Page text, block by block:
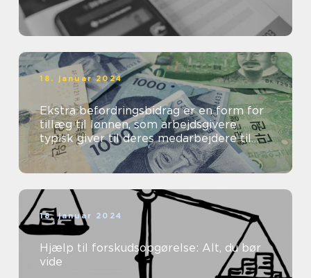
18. januar 2024
Ekstra befordringsbidrag er en form for
tillæg til lønnen, som arbejdsgivere
typisk giver til deres medarbejdere til
dækning af transportomkostninger ...
18. januar 2024
Hjælp til forskudsopgørelse: Alt, du bør
vide